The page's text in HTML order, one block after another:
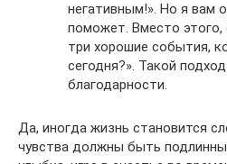
негативным!». Но я вам
поможет. Вместо этого,
три хорошие события,
сегодня?». Такой
благодарности.
Да, иногда жизнь становится
чувства должны быть